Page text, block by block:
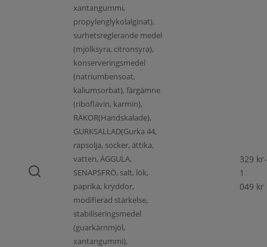
xantangummi,
propylenglykolalginat),
surhetsreglerande medel
(mjölksyra, citronsyra),
konserveringsmedel
(natriumbensoat,
kaliumsorbat), färgämne
(riboflavin, karmin),
RÄKOR(Handskalade),
GURKSALLAD(Gurka 44,
rapsolja, socker, ättika,
vatten, ÄGGULA,
SENAPSFRÖ, salt, lök,
paprika, kryddor,
modifierad stärkelse,
stabiliseringsmedel
(guarkärnmjöl,
xantangummi),
329 kr-
1
049 kr